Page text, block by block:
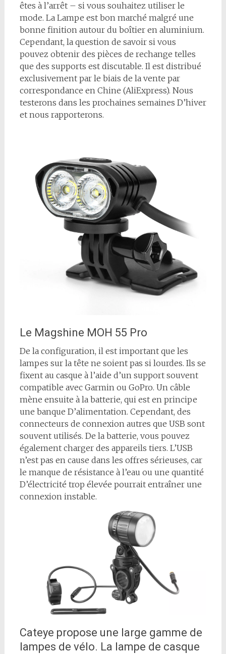
êtes à l’arrêt – si vous souhaitez utiliser le
mode. La Lampe est bon marché malgré une
bonne finition autour du boîtier en aluminium.
Cependant, la question de savoir si vous
pouvez obtenir des pièces de rechange telles
que des supports est discutable. Il est distribué
exclusivement par le biais de la vente par
correspondance en Chine (AliExpress). Nous
testerons dans les prochaines semaines D’hiver
et nous rapporterons.
Le Magshine MOH 55 Pro
De la configuration, il est important que les
lampes sur la tête ne soient pas si lourdes. Ils se
fixent au casque à l’aide d’un support souvent
compatible avec Garmin ou GoPro. Un câble
mène ensuite à la batterie, qui est en principe
une banque D’alimentation. Cependant, des
connecteurs de connexion autres que USB sont
souvent utilisés. De la batterie, vous pouvez
également charger des appareils tiers. L’USB
n’est pas en cause dans les offres sérieuses, car
le manque de résistance à l’eau ou une quantité
D’électricité trop élevée pourrait entraîner une
connexion instable.
Cateye propose une large gamme de
lampes de vélo. La lampe de casque